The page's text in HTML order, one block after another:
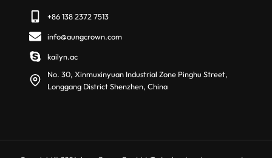
+86 138 2372 7513
info@aungcrown.com
kailyn.ac
No. 30, Xinmuxinyuan Industrial Zone Pinghu Street,
Longgang District Shenzhen, China